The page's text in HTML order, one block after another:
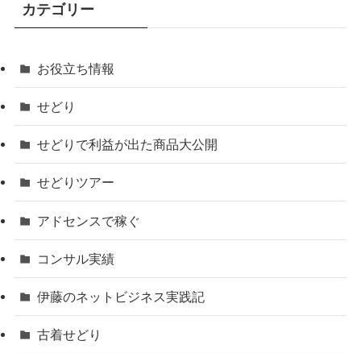
カテゴリー
お役立ち情報
せどり
せどりで利益が出た商品大公開
せどりツアー
アドセンスで稼ぐ
コンサル実績
伊藤のネットビジネス実践記
古着せどり